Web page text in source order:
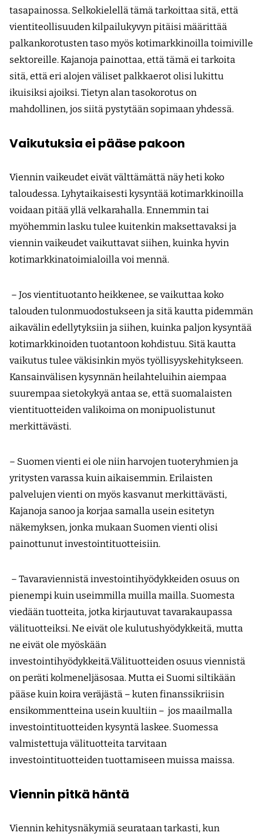
tasapainossa. Selkokielellä tämä tarkoittaa sitä, että
vientiteollisuuden kilpailukyvyn pitäisi määrittää
palkankorotusten taso myös kotimarkkinoilla toimiville
sektoreille. Kajanoja painottaa, että tämä ei tarkoita
sitä, että eri alojen väliset palkkaerot olisi lukittu
ikuisiksi ajoiksi. Tietyn alan tasokorotus on
mahdollinen, jos siitä pystytään sopimaan yhdessä.
Vaikutuksia ei pääse pakoon
Viennin vaikeudet eivät välttämättä näy heti koko
taloudessa. Lyhytaikaisesti kysyntää kotimarkkinoilla
voidaan pitää yllä velkarahalla. Ennemmin tai
myöhemmin lasku tulee kuitenkin maksettavaksi ja
viennin vaikeudet vaikuttavat siihen, kuinka hyvin
kotimarkkinatoimialoilla voi mennä.
– Jos vientituotanto heikkenee, se vaikuttaa koko
talouden tulonmuodostukseen ja sitä kautta pidemmän
aikavälin edellytyksiin ja siihen, kuinka paljon kysyntää
kotimarkkinoiden tuotantoon kohdistuu. Sitä kautta
vaikutus tulee väkisinkin myös työllisyyskehitykseen.
Kansainvälisen kysynnän heilahteluihin aiempaa
suurempaa sietokykyä antaa se, että suomalaisten
vientituotteiden valikoima on monipuolistunut
merkittävästi.
– Suomen vienti ei ole niin harvojen tuoteryhmien ja
yritysten varassa kuin aikaisemmin. Erilaisten
palvelujen vienti on myös kasvanut merkittävästi,
Kajanoja sanoo ja korjaa samalla usein esitetyn
näkemyksen, jonka mukaan Suomen vienti olisi
painottunut investointituotteisiin.
– Tavaraviennistä investointihyödykkeiden osuus on
pienempi kuin useimmilla muilla mailla. Suomesta
viedään tuotteita, jotka kirjautuvat tavarakaupassa
välituotteiksi. Ne eivät ole kulutushyödykkeitä, mutta
ne eivät ole myöskään
investointihyödykkeitä.Välituotteiden osuus viennistä
on peräti kolmeneljäsosaa. Mutta ei Suomi siltikään
pääse kuin koira veräjästä – kuten finanssikriisin
ensikommentteina usein kuultiin – jos maailmalla
investointituotteiden kysyntä laskee. Suomessa
valmistettuja välituotteita tarvitaan
investointituotteiden tuottamiseen muissa maissa.
Viennin pitkä häntä
Viennin kehitysnäkymiä seurataan tarkasti, kun